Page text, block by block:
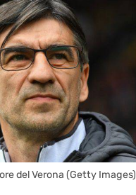
del Verona (Getty Images)